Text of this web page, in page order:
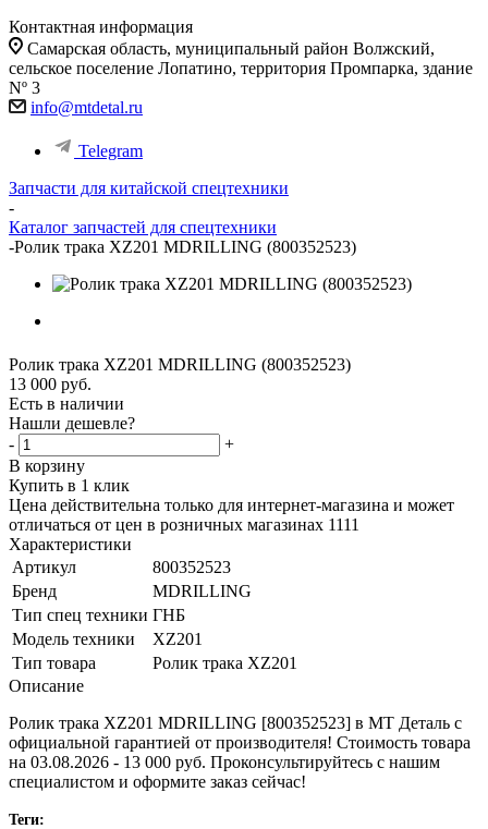
Контактная информация
Самарская область, муниципальный район Волжский,
сельское поселение Лопатино, территория Промпарка, здание
Nº 3
info@mtdetal.ru
Telegram
Запчасти для китайской спецтехники
-
Каталог запчастей для спецтехники
-Ролик трака XZ201 MDRILLING (800352523)
Ролик трака XZ201 MDRILLING (800352523)
13 000 руб.
Есть в наличии
Нашли дешевле?
-
+
В корзину
Купить в 1 клик
Цена действительна только для интернет-магазина и может
отличаться от цен в розничных магазинах 1111
Характеристики
Артикул
800352523
Бренд
MDRILLING
Тип спец техники ГНБ
Модель техники
XZ201
Тип товара
Ролик трака XZ201
Описание
Ролик трака XZ201 MDRILLING [800352523] в МТ Деталь с
официальной гарантией от производителя! Стоимость товара
на 03.08.2026 - 13 000 руб. Проконсультируйтесь с нашим
специалистом и оформите заказ сейчас!
Теги: